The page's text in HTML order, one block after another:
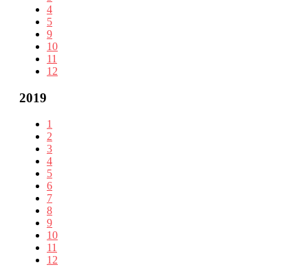
4
5
9
10
11
12
2019
1
2
3
4
5
6
7
8
9
10
11
12